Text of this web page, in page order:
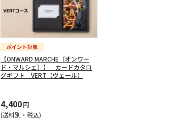
【ONWARD MARCHE（オンワー
ド・マルシェ）】 カードカタロ
グギフト VERT（ヴェール）
4,400円
(送料別・税込)